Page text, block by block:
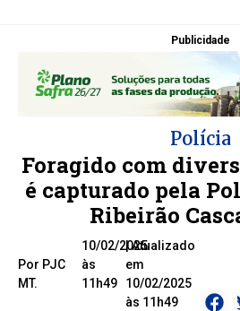
Publicidade
Polícia
Foragido com
é capturado pela
Ribeirão
Por PJC
MT.
10/02/2025
às
11h49
| Atualizado
em
10/02/2025
às 11h49